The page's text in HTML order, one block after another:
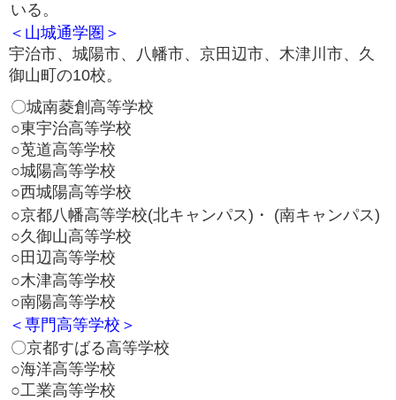
いる。
＜山城通学圏＞
宇治市、城陽市、八幡市、京田辺市、木津川市、久
御山町の10校。
〇城南菱創高等学校
○東宇治高等学校
○莵道高等学校
○城陽高等学校
○西城陽高等学校
○京都八幡高等学校(北キャンパス)・ (南キャンパス)
○久御山高等学校
○田辺高等学校
○木津高等学校
○南陽高等学校
＜専門高等学校＞
〇京都すばる高等学校
○海洋高等学校
○工業高等学校